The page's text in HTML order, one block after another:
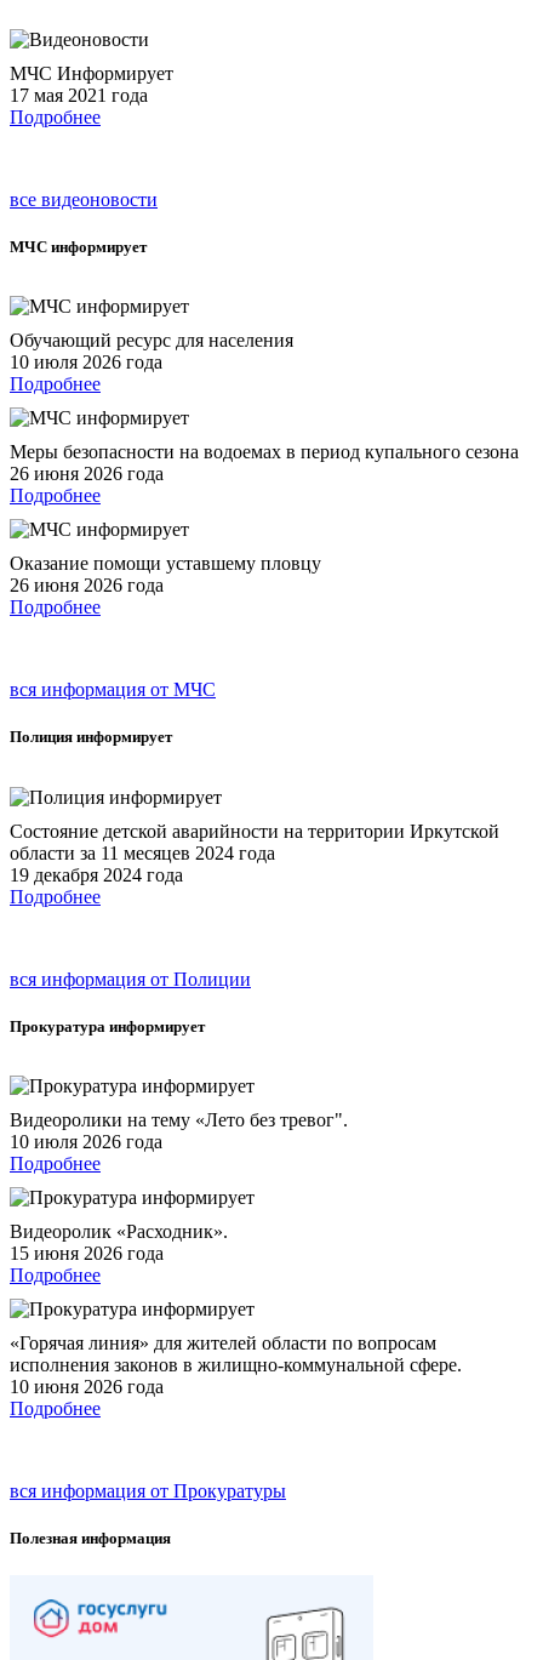
МЧС Информирует
17 мая 2021 года
Подробнее
все видеоновости
МЧС информирует
Обучающий ресурс для населения
10 июля 2026 года
Подробнее
Меры безопасности на водоемах в период купального сезона
26 июня 2026 года
Подробнее
Оказание помощи уставшему пловцу
26 июня 2026 года
Подробнее
вся информация от МЧС
Полиция информирует
Состояние детской аварийности на территории Иркутской
области за 11 месяцев 2024 года
19 декабря 2024 года
Подробнее
вся информация от Полиции
Прокуратура информирует
Видеоролики на тему «Лето без тревог".
10 июля 2026 года
Подробнее
Видеоролик «Расходник».
15 июня 2026 года
Подробнее
«Горячая линия» для жителей области по вопросам
исполнения законов в жилищно-коммунальной сфере.
10 июня 2026 года
Подробнее
вся информация от Прокуратуры
Полезная информация